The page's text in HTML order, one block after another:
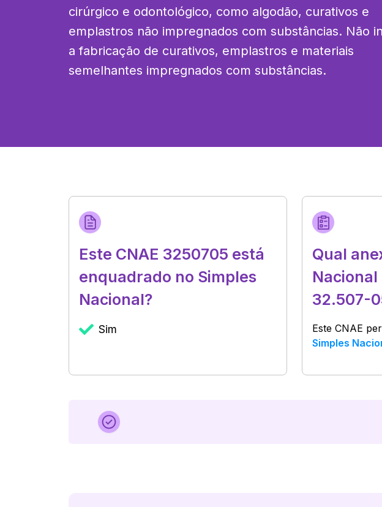
cirúrgico e odontológico, como algodão, curativos e
emplastros não impregnados com substâncias. Não
a fabricação de curativos, emplastros e materiais
semelhantes impregnados com substâncias.
Este CNAE 3250705 está
enquadrado no Simples
Nacional?
Sim
Qual
Nacional
32.507-
Este CNAE
Simples